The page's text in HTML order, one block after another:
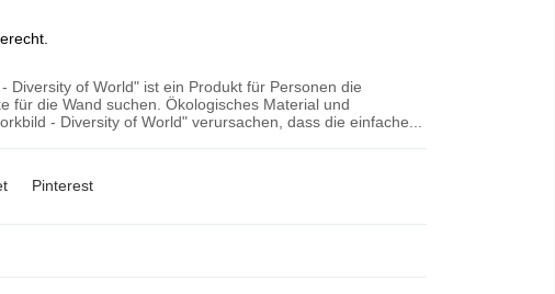
Diversity of World" ist ein Produkt für Personen die
für die Wand suchen. Ökologisches Material und
- Diversity of World" verursachen, dass die einfache...
Pinterest